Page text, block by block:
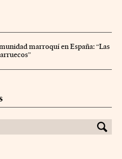
marroquí en España: “Las